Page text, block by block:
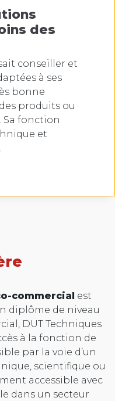
des
conseiller et
à ses
bonne
produits ou
Sa fonction
et
commercial est
diplôme de niveau
DUT Techniques
à la fonction de
par la voie d’un
scientifique ou
accessible avec
dans un secteur